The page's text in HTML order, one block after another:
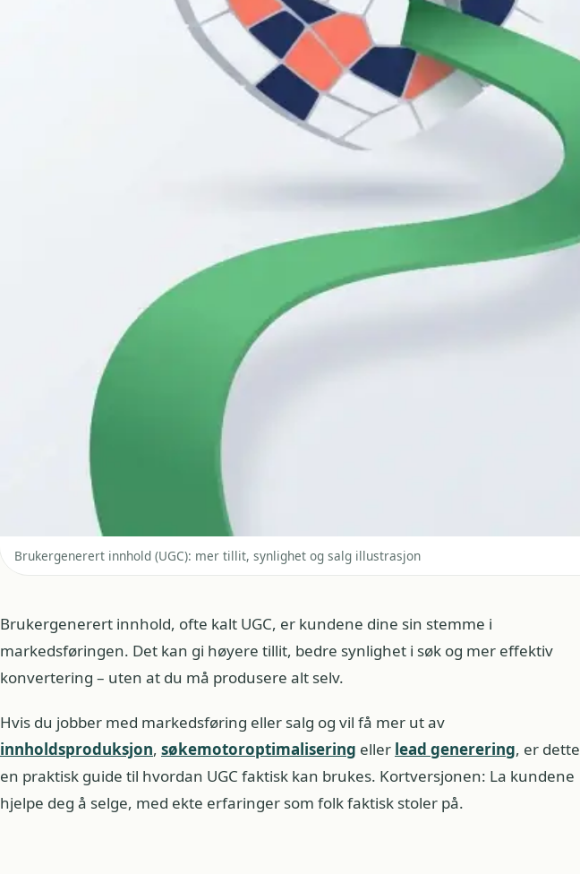
Brukergenerert innhold (UGC): mer tillit, synlighet og salg illustrasjon
Brukergenerert innhold, ofte kalt UGC, er kundene dine sin stemme i
markedsføringen. Det kan gi høyere tillit, bedre synlighet i søk og mer effektiv
konvertering – uten at du må produsere alt selv.
Hvis du jobber med markedsføring eller salg og vil få mer ut av
innholdsproduksjon, søkemotoroptimalisering eller lead generering, er dette
en praktisk guide til hvordan UGC faktisk kan brukes. Kortversjonen: La kundene
hjelpe deg å selge, med ekte erfaringer som folk faktisk stoler på.